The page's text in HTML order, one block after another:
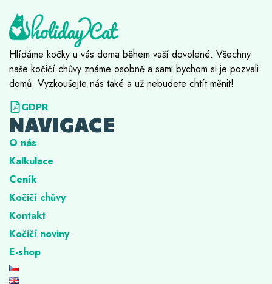
Hlídáme kočky u vás doma během vaší dovolené. Všechny
naše kočičí chůvy známe osobně a sami bychom si je pozvali
domů. Vyzkoušejte nás také a už nebudete chtít měnit!
GDPR
NAVIGACE
O nás
Kalkulace
Ceník
Kočičí chůvy
Kontakt
Kočičí noviny
E-shop